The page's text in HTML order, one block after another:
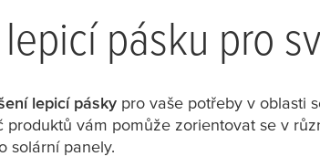
pásku pro
lepicí pásky pro vaše potřeby v oblasti
vám pomůže zorientovat se v
solární panely.